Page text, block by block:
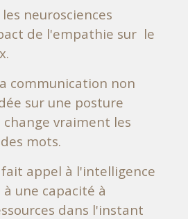
neurosciences
de l'empathie sur le
communication non
sur une posture
vraiment les
mots.
appel à l'intelligence
une capacité à
dans l'instant